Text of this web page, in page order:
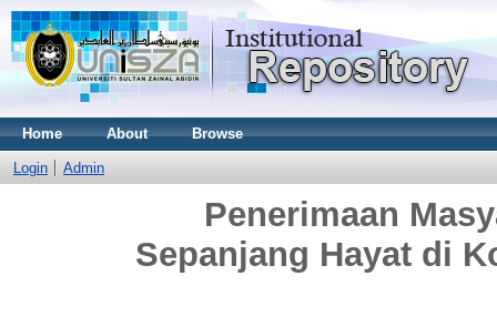
Home About Browse
Login Admin
Penerimaan
Sepanjang Hayat di